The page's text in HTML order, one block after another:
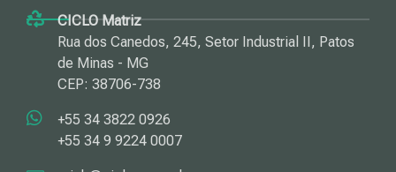
CICLO Matriz
Rua dos Canedos, 245, Setor Industrial II, Patos
de Minas - MG
CEP: 38706-738
+55 34 3822 0926
+55 34 9 9224 0007